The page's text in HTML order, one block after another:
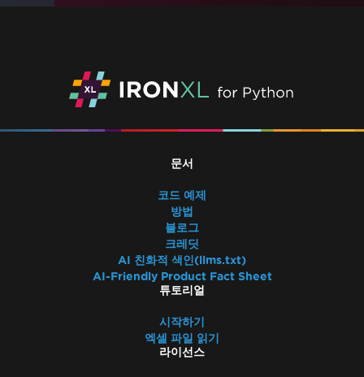
문서
코드 예제
방법
블로그
크레딧
AI 친화적 색인(llms.txt)
AI-Friendly Product Fact Sheet
튜토리얼
시작하기
엑셀 파일 읽기
라이선스